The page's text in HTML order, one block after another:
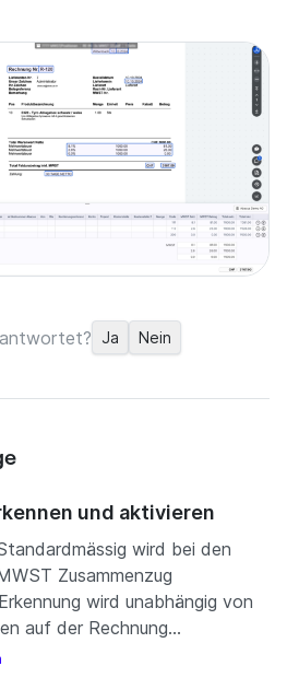
Ja Nein
und aktivieren
wird bei den
Zusammenzug
wird unabhängig von
auf der Rechnung...